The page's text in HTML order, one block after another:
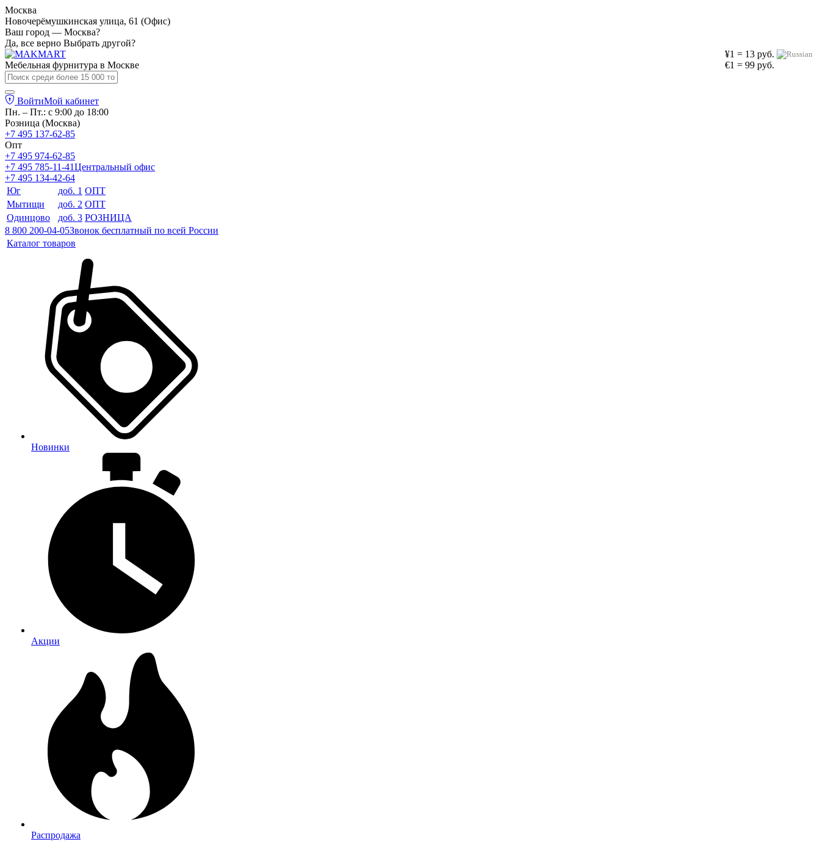
Москва
Новочерёмушкинская улица, 61 (Офис)
Ваш город — Москва?
Да, все верно Выбрать другой?
¥1 = 13 руб.
€1 = 99 руб.
Мебельная фурнитура в Москве
ВойтиМой кабинет
Пн. – Пт.: с 9:00 до 18:00
Розница (Москва)
+7 495 137-62-85
Опт
+7 495 974-62-85
+7 495 785-11-41Центральный офис
+7 495 134-42-64
Юг
доб. 1 ОПТ
Мытищи
доб. 2 ОПТ
Одинцово
доб. 3 РОЗНИЦА
8 800 200-04-05Звонок бесплатный по всей России
Каталог товаров
Новинки
Акции
Распродажа